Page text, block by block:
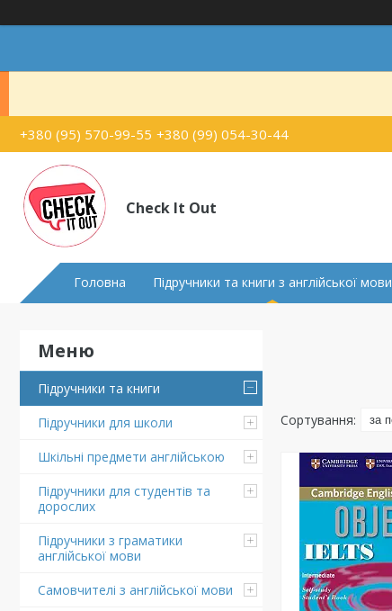
+380 (95) 570-99-55 +380 (99) 054-30-44
Check It Out
Головна Підручники та книги з англійської мови
Підручники та книги
Підручники для школи
Шкільні предмети англійською
Підручники для студентів та
дорослих
Підручники з граматики
англійської мови
Самовчителі з англійської мови